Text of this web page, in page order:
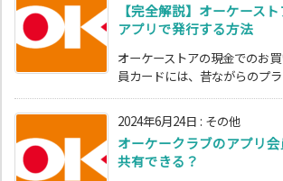
【完全解説】オーケース
アプリで発行する方法
オーケーストアの現金でのお
員カードには、昔ながらのプ
2024年6月24日 : その他
オーケークラブのアプリ
共有できる？